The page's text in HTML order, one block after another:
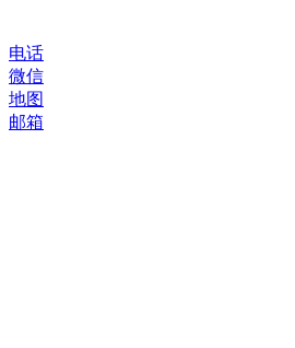
电话
微信
地图
邮箱